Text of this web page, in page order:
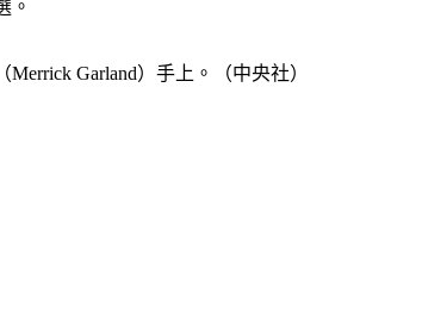
。
Garland）手上。（中央社）